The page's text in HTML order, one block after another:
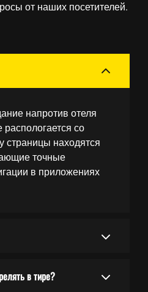
от наших посетителей.
напротив отеля
со
страницы находятся
точные
в приложениях
в тире?